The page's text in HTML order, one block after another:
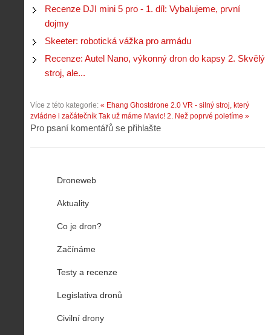
Recenze DJI mini 5 pro - 1. díl: Vybalujeme, první
dojmy
Skeeter: robotická vážka pro armádu
Recenze: Autel Nano, výkonný dron do kapsy 2. Skvělý
stroj, ale...
Více z této kategorie: « Ehang Ghostdrone 2.0 VR - silný stroj, který
zvládne i začátečník Tak už máme Mavic! 2. Než poprvé poletíme »
Pro psaní komentářů se přihlašte
Droneweb
Aktuality
Co je dron?
Začínáme
Testy a recenze
Legislativa dronů
Civilní drony